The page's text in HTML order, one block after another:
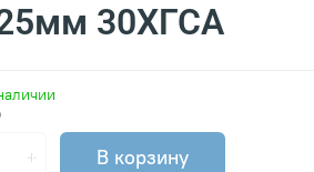
30ХГСА
В корзину